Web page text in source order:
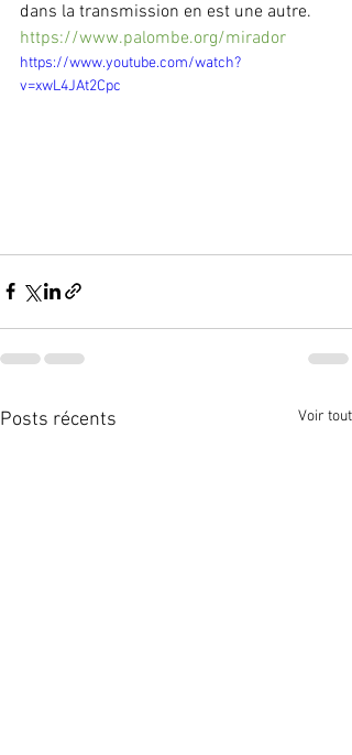
dans la transmission en est une autre.
https://www.palombe.org/mirador
https://www.youtube.com/watch?
v=xwL4JAt2Cpc
Posts récents Voir tout